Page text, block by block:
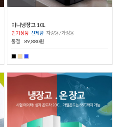
미니냉장고 10L
인기상품 신제품 차량용/가정용
품절
89,880원